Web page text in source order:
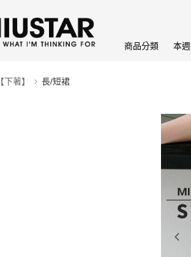
商品分類 本
【下著】 長/短裙